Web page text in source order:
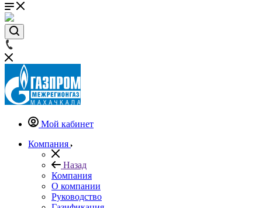
Мой кабинет
Компания
Назад
Компания
О компании
Руководство